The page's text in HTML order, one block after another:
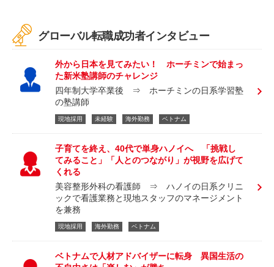
グローバル転職成功者インタビュー
外から日本を見てみたい！ ホーチミンで始まっ
た新米塾講師のチャレンジ
四年制大学卒業後 ⇒ ホーチミンの日系学習塾
の塾講師
現地採用 未経験 海外勤務 ベトナム
子育てを終え、40代で単身ハノイへ 「挑戦し
てみること」「人とのつながり」が視野を広げて
くれる
美容整形外科の看護師 ⇒ ハノイの日系クリニ
ックで看護業務と現地スタッフのマネージメント
を兼務
現地採用 海外勤務 ベトナム
ベトナムで人材アドバイザーに転身 異国生活の